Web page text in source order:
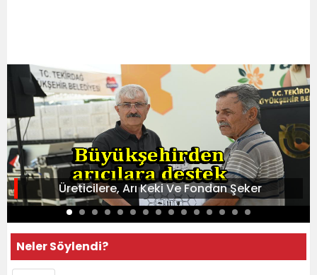
Üreticilere, Arı Keki Ve Fondan Şeker
Neler Söylendi?